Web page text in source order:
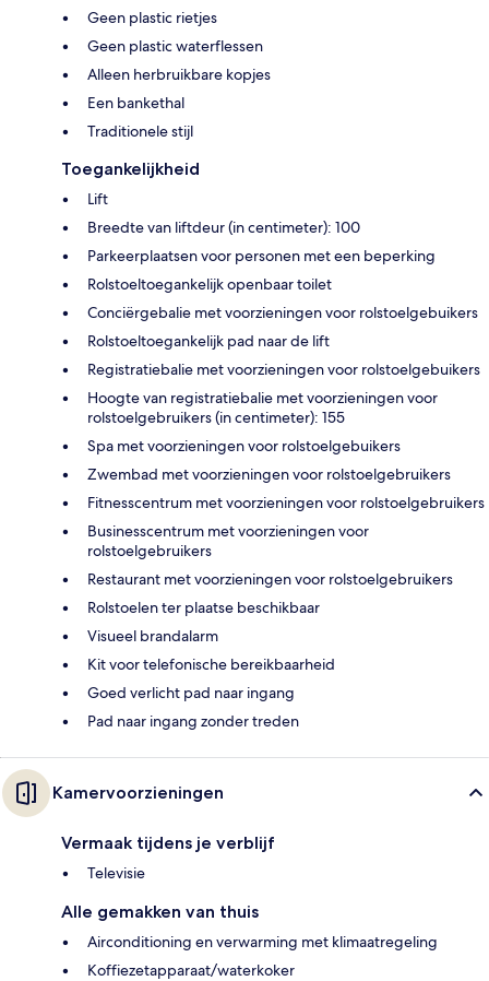
Geen plastic rietjes
Geen plastic waterflessen
Alleen herbruikbare kopjes
Een bankethal
Traditionele stijl
Toegankelijkheid
Lift
Breedte van liftdeur (in centimeter): 100
Parkeerplaatsen voor personen met een beperking
Rolstoeltoegankelijk openbaar toilet
Conciërgebalie met voorzieningen voor rolstoelgebuikers
Rolstoeltoegankelijk pad naar de lift
Registratiebalie met voorzieningen voor rolstoelgebuikers
Hoogte van registratiebalie met voorzieningen voor
rolstoelgebruikers (in centimeter): 155
Spa met voorzieningen voor rolstoelgebuikers
Zwembad met voorzieningen voor rolstoelgebruikers
Fitnesscentrum met voorzieningen voor rolstoelgebruikers
Businesscentrum met voorzieningen voor
rolstoelgebruikers
Restaurant met voorzieningen voor rolstoelgebruikers
Rolstoelen ter plaatse beschikbaar
Visueel brandalarm
Kit voor telefonische bereikbaarheid
Goed verlicht pad naar ingang
Pad naar ingang zonder treden
Kamervoorzieningen
Vermaak tijdens je verblijf
Televisie
Alle gemakken van thuis
Airconditioning en verwarming met klimaatregeling
Koffiezetapparaat/waterkoker